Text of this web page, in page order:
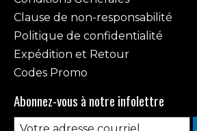
Clause de non-responsabilité
Politique de confidentialité
Expédition et Retour
Codes Promo
Abonnez-vous à notre infolettre